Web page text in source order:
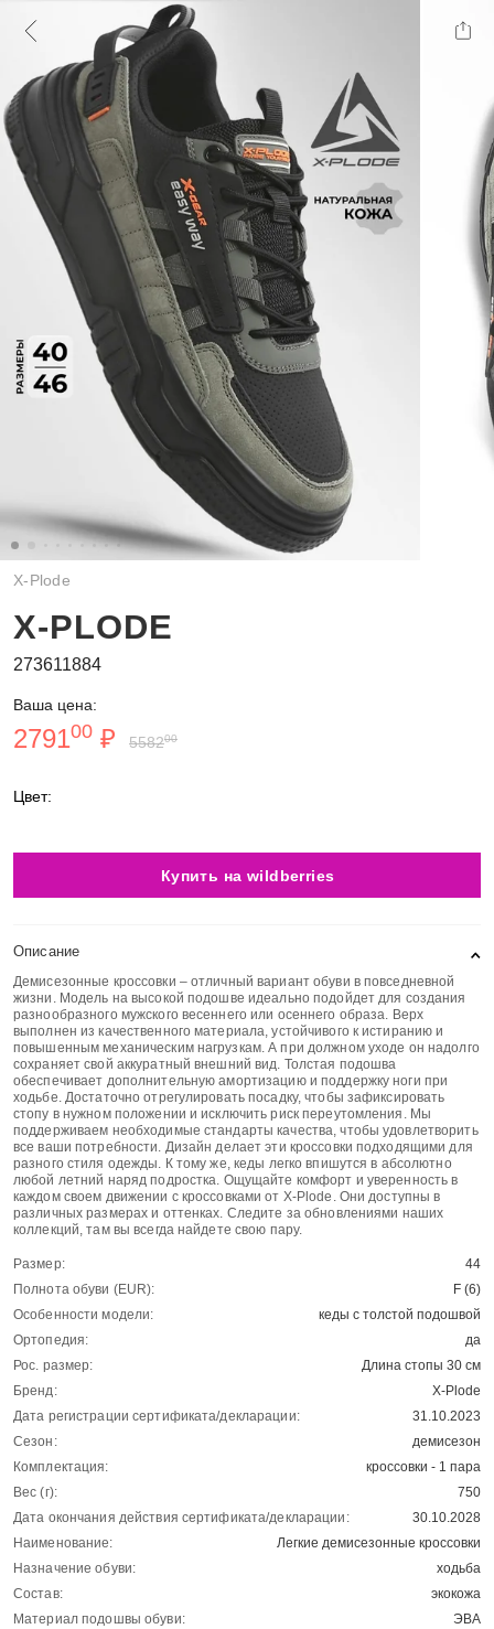
X-Plode
X-PLODE
273611884
Ваша цена:
279100 ₽ 558200
Цвет:
Купить на wildberries
Описание
Демисезонные кроссовки – отличный вариант обуви в повседневной
жизни. Модель на высокой подошве идеально подойдет для создания
разнообразного мужского весеннего или осеннего образа. Верх
выполнен из качественного материала, устойчивого к истиранию и
повышенным механическим нагрузкам. А при должном уходе он надолго
сохраняет свой аккуратный внешний вид. Толстая подошва
обеспечивает дополнительную амортизацию и поддержку ноги при
ходьбе. Достаточно отрегулировать посадку, чтобы зафиксировать
стопу в нужном положении и исключить риск переутомления. Мы
поддерживаем необходимые стандарты качества, чтобы удовлетворить
все ваши потребности. Дизайн делает эти кроссовки подходящими для
разного стиля одежды. К тому же, кеды легко впишутся в абсолютно
любой летний наряд подростка. Ощущайте комфорт и уверенность в
каждом своем движении с кроссовками от X-Plode. Они доступны в
различных размерах и оттенках. Следите за обновлениями наших
коллекций, там вы всегда найдете свою пару.
Размер:
44
Полнота обуви (EUR):
F (6)
Особенности модели:
кеды с толстой подошвой
Ортопедия:
да
Рос. размер:
Длина стопы 30 см
Бренд:
X-Plode
Дата регистрации сертификата/декларации:
31.10.2023
Сезон:
демисезон
Комплектация:
кроссовки - 1 пара
Вес (г):
750
Дата окончания действия сертификата/декларации:
30.10.2028
Наименование:
Легкие демисезонные кроссовки
Назначение обуви:
ходьба
Состав:
экокожа
Материал подошвы обуви:
ЭВА